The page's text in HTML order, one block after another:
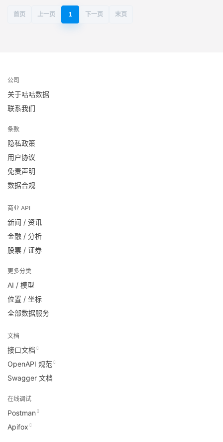
首页 上一页 1 下一页 末页
公司
关于咕咕数据
联系我们
条款
隐私政策
用户协议
免责声明
数据合规
商业 API
新闻 / 资讯
金融 / 分析
股票 / 证券
更多分类
AI / 模型
位置 / 坐标
全部数据服务
文档
接口文档
OpenAPI 规范
Swagger 文档
在线调试
Postman
Apifox